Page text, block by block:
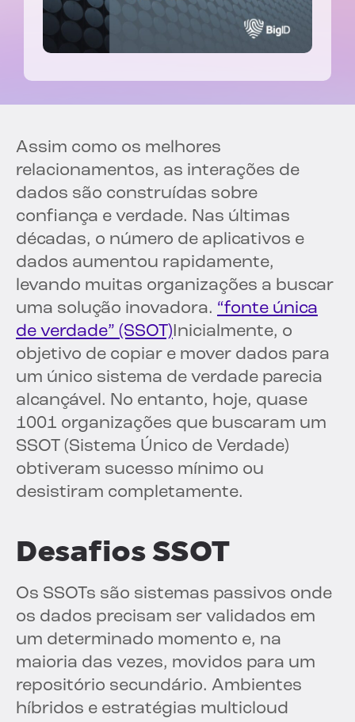
Assim como os melhores
relacionamentos, as interações de
dados são construídas sobre
confiança e verdade. Nas últimas
décadas, o número de aplicativos e
dados aumentou rapidamente,
levando muitas organizações a buscar
uma solução inovadora. “fonte única
de verdade” (SSOT)Inicialmente, o
objetivo de copiar e mover dados para
um único sistema de verdade parecia
alcançável. No entanto, hoje, quase
1001 organizações que buscaram um
SSOT (Sistema Único de Verdade)
obtiveram sucesso mínimo ou
desistiram completamente.
Desafios SSOT
Os SSOTs são sistemas passivos onde
os dados precisam ser validados em
um determinado momento e, na
maioria das vezes, movidos para um
repositório secundário. Ambientes
híbridos e estratégias multicloud